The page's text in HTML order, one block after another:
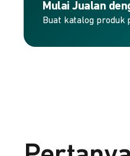
Mulai Jualan
Buat katalog produk